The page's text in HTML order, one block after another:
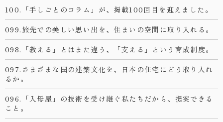
100.「手しごとのコラム」が、掲載100回目を迎えました。
099.旅先での美しい思い出を、住まいの空間に取り入れる。
098.「教える」とはまた違う、「支える」という育成制度。
097.さまざまな国の建築文化を、日本の住宅にどう取り入れ
るか。
096.「入母屋」の技術を受け継ぐ私たちだから、提案できる
こと。